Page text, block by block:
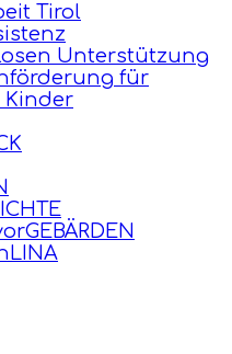
Tirol
Unterstützung
für
Kinder